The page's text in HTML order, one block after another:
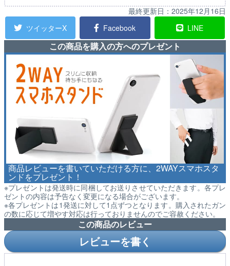
最終更新日： 2025年12月16日
ツイッターX
Facebook LINE
この商品を購入の方へのプレゼント
商品レビューを書いていただける方に、2WAYスマホスタ
ンドをプレゼント！
※プレゼントは発送時に同梱してお送りさせていただきます。各プレ
ゼントの内容は予告なく変更になる場合がございます。
※各プレゼントは1発送に対して1点ずつとなります。購入されたガン
の数に応じて増やす対応は行っておりませんのでご容赦ください。
この商品のレビュー
レビューを書く